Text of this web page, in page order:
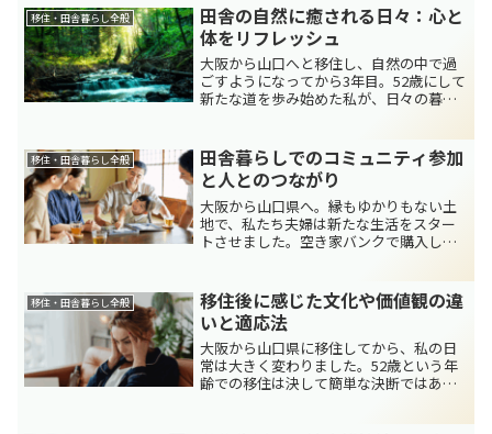
移住・田舎暮らし全般
田舎の自然に癒される日々：心と
体をリフレッシュ
大阪から山口へと移住し、自然の中で過
ごすようになってから3年目。52歳にして
新たな道を歩み始めた私が、日々の暮ら
くりと綴ってみたいと思います。四季の
変化が教えてくれる、小...
移住・田舎暮らし全般
田舎暮らしでのコミュニティ参加
と人とのつながり
大阪から山口県へ。縁もゆかりもない土
地で、私たち夫婦は新たな生活をスター
トさせました。空き家バンクで購入した
ちする毎日。その中で何よりも大切だと
感じたのは、「人とのつな...
移住・田舎暮らし全般
移住後に感じた文化や価値観の違
いと適応法
大阪から山口県に移住してから、私の日
常は大きく変わりました。52歳という年
齢での移住は決して簡単な決断ではあり